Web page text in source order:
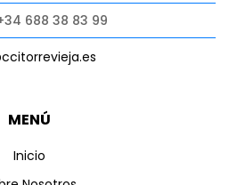
MENÚ
Inicio
688 38 83 99